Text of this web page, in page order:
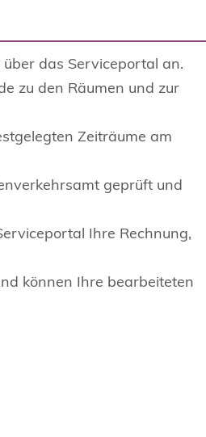
das Serviceportal an.
zu den Räumen und zur
Zeiträume am
geprüft und
Ihre Rechnung,
können Ihre bearbeiteten